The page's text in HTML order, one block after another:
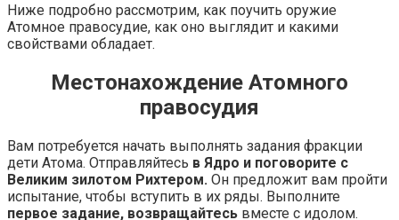
Ниже подробно рассмотрим, как поучить оружие
Атомное правосудие, как оно выглядит и какими
свойствами обладает.
Местонахождение Атомного
правосудия
Вам потребуется начать выполнять задания фракции
дети Атома. Отправляйтесь в Ядро и поговорите с
Великим зилотом Рихтером. Он предложит вам пройти
испытание, чтобы вступить в их ряды. Выполните
первое задание, возвращайтесь вместе с идолом.